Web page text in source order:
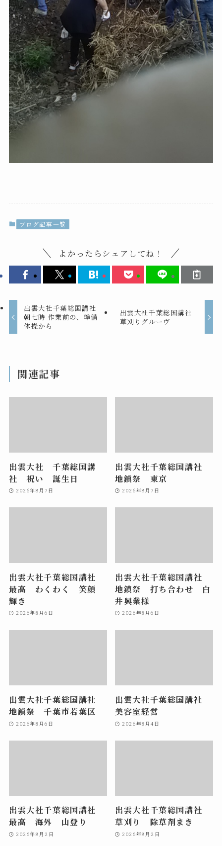
ブログ記事一覧
よかったらシェアしてね！
出雲大社千葉総国講社
朝七時 作業前の、準備
体操から
出雲大社千葉総国講社
草刈りグルーヴ
関連記事
出雲大社 千葉総国講
社 祝い 誕生日
2026年8月7日
出雲大社千葉総国講社
地鎮祭 東京
2026年8月7日
出雲大社千葉総国講社
最高 わくわく 笑顔
輝き
2026年8月6日
出雲大社千葉総国講社
地鎮祭 打ち合わせ 白
井興業様
2026年8月6日
出雲大社千葉総国講社
地鎮祭 千葉市若葉区
2026年8月6日
出雲大社千葉総国講社
美容室経営
2026年8月4日
出雲大社千葉総国講社
最高 海外 山登り
2026年8月2日
出雲大社千葉総国講社
草刈り 除草剤まき
2026年8月2日